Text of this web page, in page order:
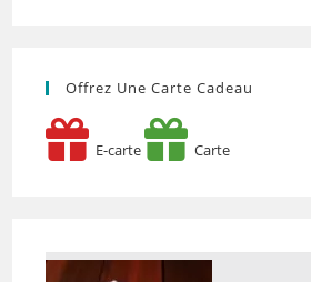
Offrez Une Carte Cadeau
E-carte Carte